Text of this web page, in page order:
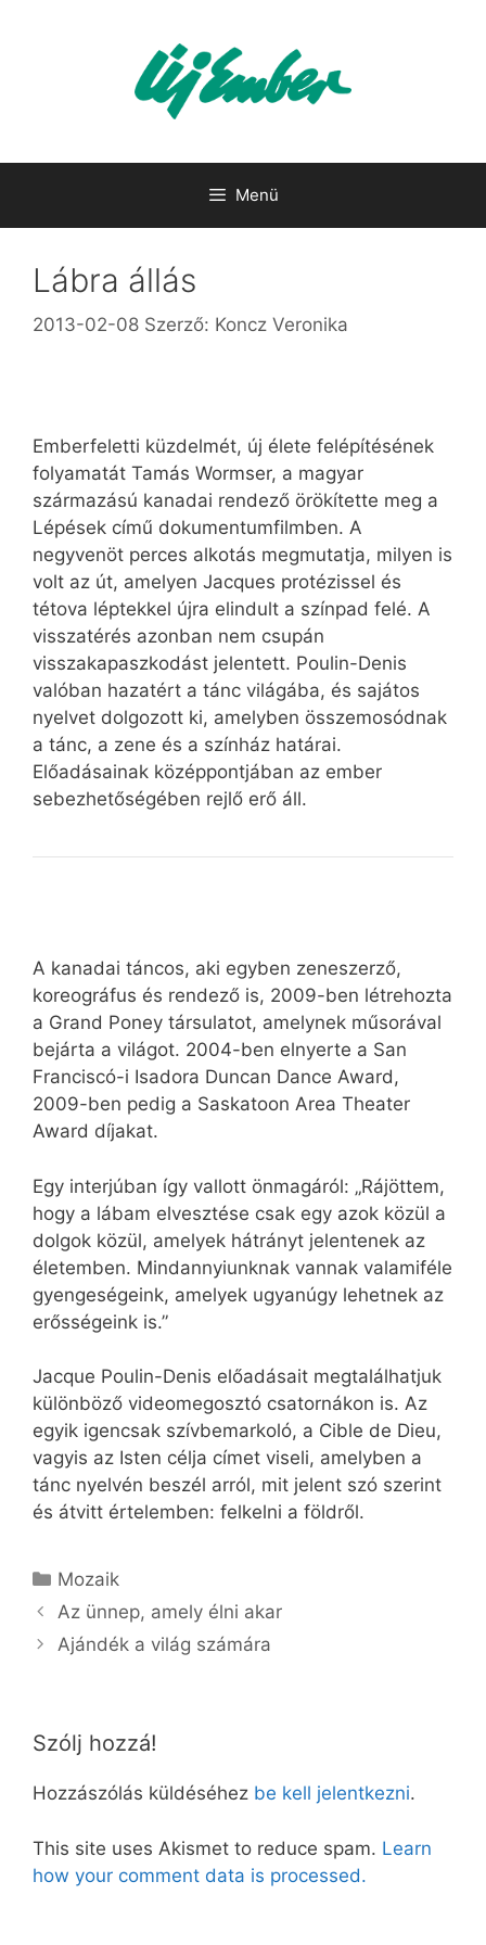
Menü
Lábra állás
2013-02-08 Szerző: Koncz Veronika
Emberfeletti küzdelmét, új élete felépítésének
folyamatát Tamás Wormser, a magyar
származású kanadai rendező örökítette meg a
Lépések című dokumentumfilmben. A
negyvenöt perces alkotás megmutatja, milyen is
volt az út, amelyen Jacques protézissel és
tétova léptekkel újra elindult a színpad felé. A
visszatérés azonban nem csupán
visszakapaszkodást jelentett. Poulin-Denis
valóban hazatért a tánc világába, és sajátos
nyelvet dolgozott ki, amelyben összemosódnak
a tánc, a zene és a színház határai.
Előadásainak középpontjában az ember
sebezhetőségében rejlő erő áll.
A kanadai táncos, aki egyben zeneszerző,
koreográfus és rendező is, 2009-ben létrehozta
a Grand Poney társulatot, amelynek műsorával
bejárta a világot. 2004-ben elnyerte a San
Franciscó-i Isadora Duncan Dance Award,
2009-ben pedig a Saskatoon Area Theater
Award díjakat.
Egy interjúban így vallott önmagáról: „Rájöttem,
hogy a lábam elvesztése csak egy azok közül a
dolgok közül, amelyek hátrányt jelentenek az
életemben. Mindannyiunknak vannak valamiféle
gyengeségeink, amelyek ugyanúgy lehetnek az
erősségeink is.”
Jacque Poulin-Denis előadásait megtalálhatjuk
különböző videomegosztó csatornákon is. Az
egyik igencsak szívbemarkoló, a Cible de Dieu,
vagyis az Isten célja címet viseli, amelyben a
tánc nyelvén beszél arról, mit jelent szó szerint
és átvitt értelemben: felkelni a földről.
Kategória
Mozaik
Az ünnep, amely élni akar
Ajándék a világ számára
Szólj hozzá!
Hozzászólás küldéséhez be kell jelentkezni.
This site uses Akismet to reduce spam. Learn
how your comment data is processed.